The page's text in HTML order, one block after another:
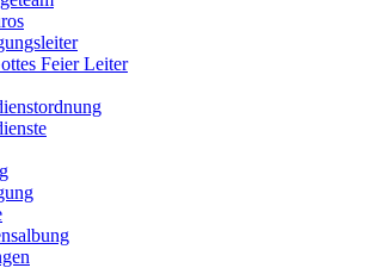
Feier Leiter